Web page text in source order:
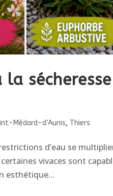
Médard-d’Aunis, Thiers
d’eau se
vivaces sont
esthétique...